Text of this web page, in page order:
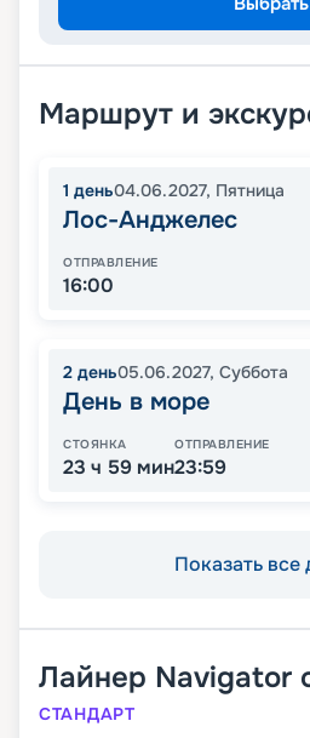
Маршрут и
1 день04.06.2027, Пятница
Лос-Анджелес
ОТПРАВЛЕНИЕ
16:00
2 день05.06.2027, Суббота
День в море
СТОЯНКА
23 ч 59 мин
ОТПРАВЛЕНИЕ
23:59
Показать все
Лайнер Navigator
СТАНДАРТ